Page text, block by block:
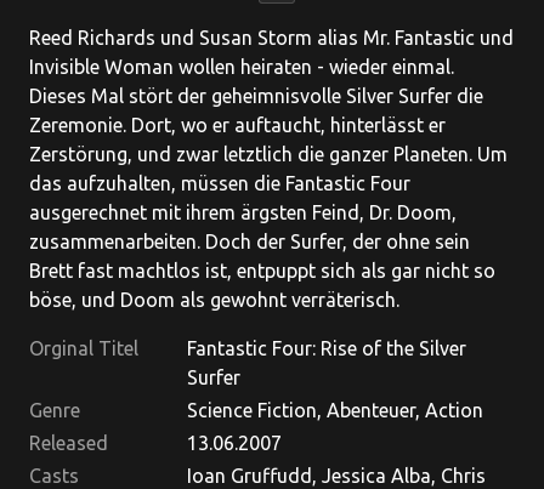
Reed Richards und Susan Storm alias Mr. Fantastic und
Invisible Woman wollen heiraten - wieder einmal.
Dieses Mal stört der geheimnisvolle Silver Surfer die
Zeremonie. Dort, wo er auftaucht, hinterlässt er
Zerstörung, und zwar letztlich die ganzer Planeten. Um
das aufzuhalten, müssen die Fantastic Four
ausgerechnet mit ihrem ärgsten Feind, Dr. Doom,
zusammenarbeiten. Doch der Surfer, der ohne sein
Brett fast machtlos ist, entpuppt sich als gar nicht so
böse, und Doom als gewohnt verräterisch.
Orginal Titel
Fantastic Four: Rise of the Silver
Surfer
Genre
Science Fiction, Abenteuer, Action
Released
13.06.2007
Casts
Ioan Gruffudd, Jessica Alba, Chris